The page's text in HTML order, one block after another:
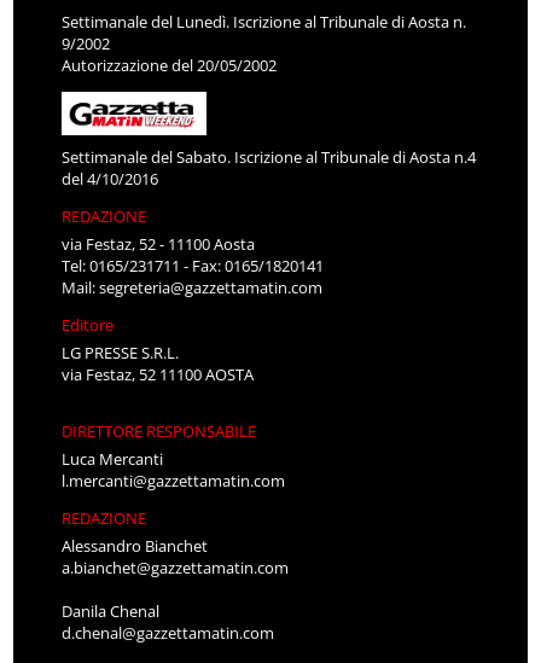
Settimanale del Lunedì. Iscrizione al Tribunale di Aosta n.
9/2002
Autorizzazione del 20/05/2002
Settimanale del Sabato. Iscrizione al Tribunale di Aosta n.4
del 4/10/2016
REDAZIONE
via Festaz, 52 - 11100 Aosta
Tel: 0165/231711 - Fax: 0165/1820141
Mail:segreteria@gazzettamatin.com
Editore
LG PRESSE S.R.L.
via Festaz, 52 11100 AOSTA
DIRETTORE RESPONSABILE
Luca Mercanti
l.mercanti@gazzettamatin.com
REDAZIONE
Alessandro Bianchet
a.bianchet@gazzettamatin.com
Danila Chenal
d.chenal@gazzettamatin.com